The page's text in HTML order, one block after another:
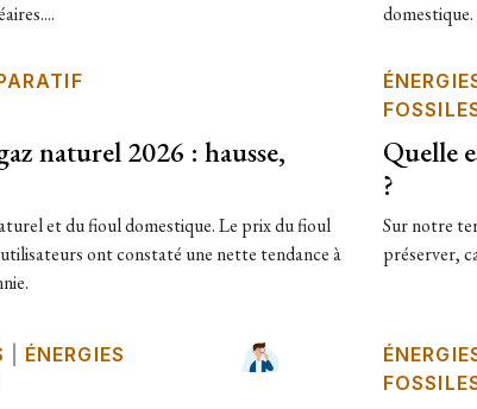
domestique.
naturel 2026 : hausse,
et du fioul domestique. Le prix du fioul
ont constaté une nette tendance à
Quelle
?
Sur notre
préserver,
ÉNERGIES